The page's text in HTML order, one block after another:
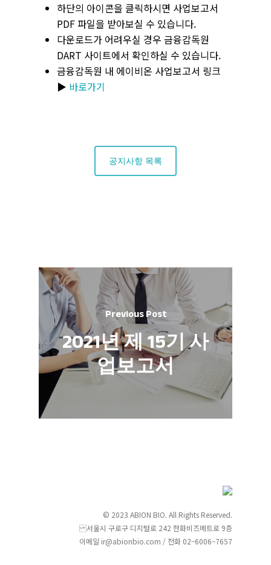
하단의 아이콘을 클릭하시면 사업보고서
PDF 파일을 받아보실 수 있습니다.
다운로드가 어려우실 경우 금융감독원
DART 사이트에서 확인하실 수 있습니다.
금융감독원 내 에이비온 사업보고서 링크
▶ 바로가기
공지사항 목록
Previous Post
2021년 제 15기 사
업보고서
© 2023 ABION BIO. All Rights Reserved.
서울시 구로구 디지털로 242 한화비즈메트로 9층
이메일 ir@abionbio.com / 전화 02–6006–7657